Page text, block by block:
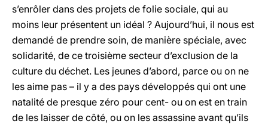
s’enrôler dans des projets de folie sociale, qui au
moins leur présentent un idéal ? Aujourd’hui, il nous est
demandé de prendre soin, de manière spéciale, avec
solidarité, de ce troisième secteur d’exclusion de la
culture du déchet. Les jeunes d’abord, parce ou on ne
les aime pas – il y a des pays développés qui ont une
natalité de presque zéro pour cent- ou on est en train
de les laisser de côté, ou on les assassine avant qu’ils